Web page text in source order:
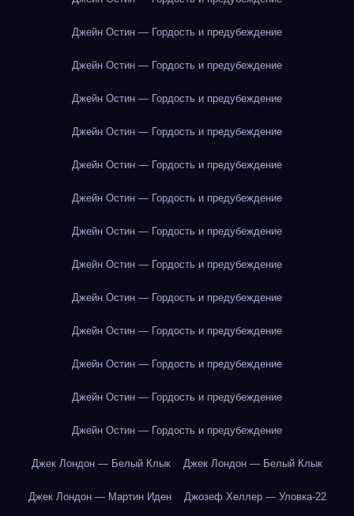
Джейн Остин — Гордость и предубеждение
Джейн Остин — Гордость и предубеждение
Джейн Остин — Гордость и предубеждение
Джейн Остин — Гордость и предубеждение
Джейн Остин — Гордость и предубеждение
Джейн Остин — Гордость и предубеждение
Джейн Остин — Гордость и предубеждение
Джейн Остин — Гордость и предубеждение
Джейн Остин — Гордость и предубеждение
Джейн Остин — Гордость и предубеждение
Джейн Остин — Гордость и предубеждение
Джейн Остин — Гордость и предубеждение
Джейн Остин — Гордость и предубеждение
Джек Лондон — Белый Клык Джек Лондон — Белый Клык
Джек Лондон — Мартин Иден Джозеф Хеллер — Уловка-22